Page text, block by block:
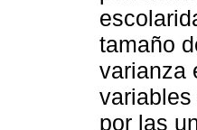
tamaño
varianza
por las